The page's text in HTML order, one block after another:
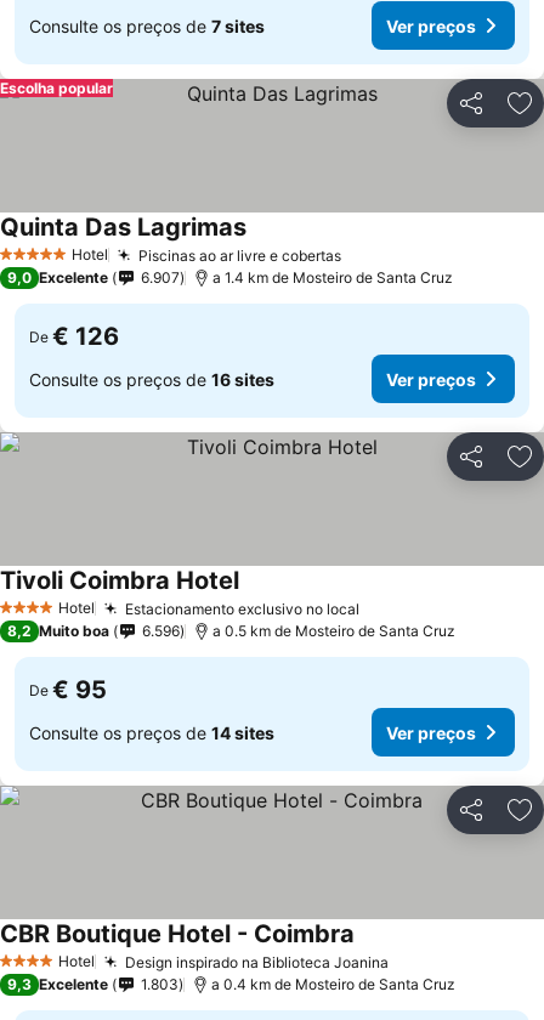
Consulte os preços de 7 sites Ver preços
Partilhar
Escolha popular
5 Estrelas Hotel Piscinas ao ar livre e cobertasVer preços
Quinta Das LagrimasVer preços
9,0 Excelente 6.907 a 1.4 km de Mosteiro de Santa Cruz
De € 126
Consulte os preços de 16 sites Ver preços
Partilhar
4 EstrelasHotel Estacionamento exclusivo no local
Tivoli Coimbra HotelVer preços
8,2 Muito boa 6.596 a 0.5 km de Mosteiro de Santa Cruz
De € 95
Consulte os preços de 14 sites Ver preços
Partilhar
4 EstrelasHotel Design inspirado na Biblioteca Joanina
CBR Boutique Hotel - Coimbra
9,3 Excelente 1.803 a 0.4 km de Mosteiro de Santa Cruz